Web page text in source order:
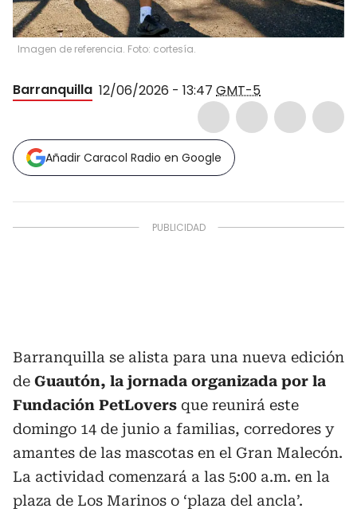
Imagen de referencia. Foto: cortesía.
Barranquilla 12/06/2026 - 13:47 GMT-5
Añadir Caracol Radio en Google
Barranquilla se alista para una nueva edición
de Guautón, la jornada organizada por la
Fundación PetLovers que reunirá este
domingo 14 de junio a familias, corredores y
amantes de las mascotas en el Gran Malecón.
La actividad comenzará a las 5:00 a.m. en la
plaza de Los Marinos o ‘plaza del ancla’.